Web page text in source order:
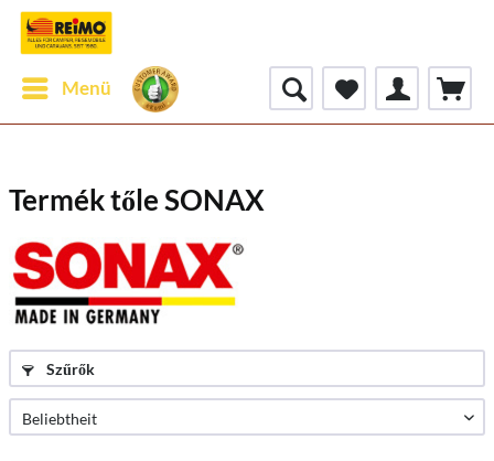
Menü
Termék tőle SONAX
Szűrők